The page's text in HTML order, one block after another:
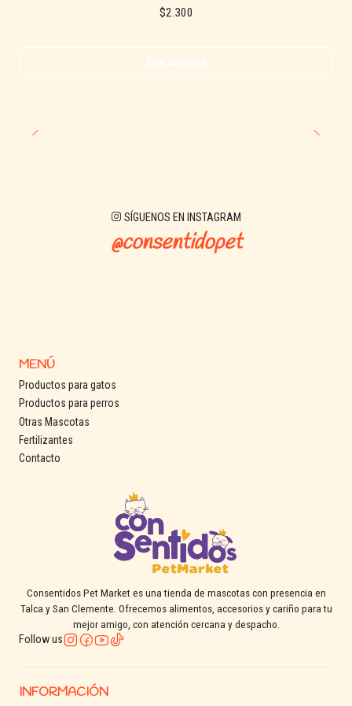
$2.300
See details
SÍGUENOS EN INSTAGRAM
@consentidopet
MENÚ
Productos para gatos
Productos para perros
Otras Mascotas
Fertilizantes
Contacto
Consentidos Pet Market es una tienda de mascotas con presencia en
Talca y San Clemente. Ofrecemos alimentos, accesorios y cariño para tu
mejor amigo, con atención cercana y despacho.
Follow us
INFORMACIÓN